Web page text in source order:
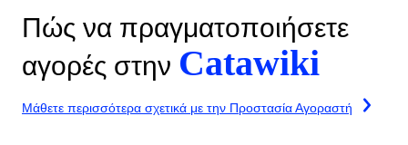
Πώς να πραγματοποιήσετε
αγορές στην Catawiki
Μάθετε περισσότερα σχετικά με την Προστασία Αγοραστή